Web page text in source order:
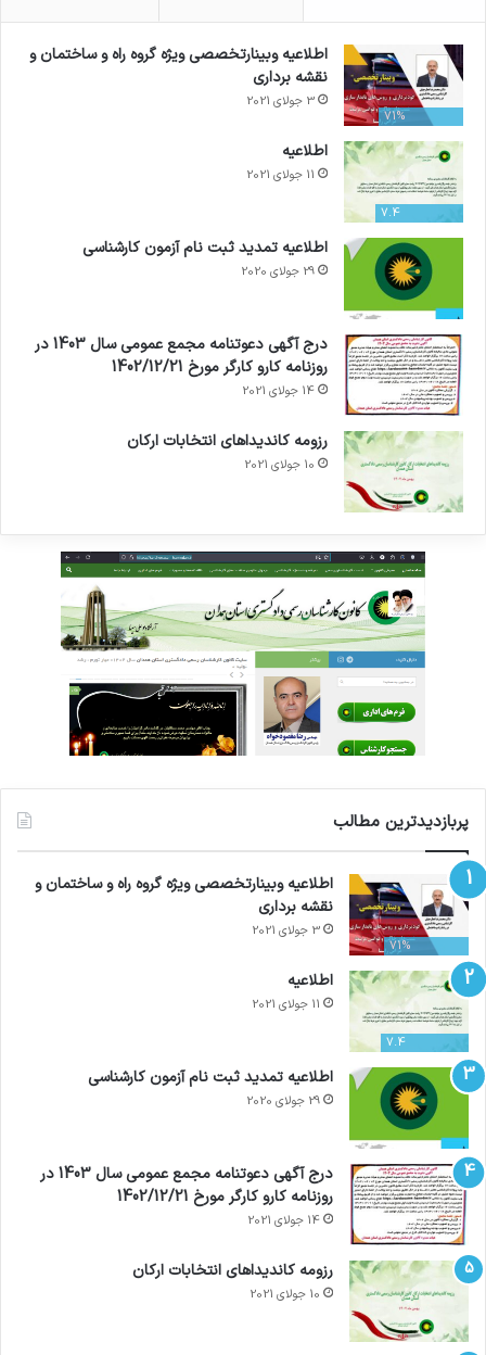
71%
اطلاعیه وبینارتخصصی ویژه گروه راه و ساختمان و
نقشه برداری
3 جولای 2021
7.4
اطلاعیه
11 جولای 2021
اطلاعیه تمدید ثبت نام آزمون کارشناسی
29 جولای 2020
درج آگهی دعوتنامه مجمع عمومی سال 1403 در
روزنامه کارو کارگر مورخ 1402/12/21
14 جولای 2021
رزومه کاندیداهای انتخابات ارکان
10 جولای 2021
پربازدیدترین مطالب
71%
اطلاعیه وبینارتخصصی ویژه گروه راه و ساختمان و
نقشه برداری
3 جولای 2021
7.4
اطلاعیه
11 جولای 2021
اطلاعیه تمدید ثبت نام آزمون کارشناسی
29 جولای 2020
درج آگهی دعوتنامه مجمع عمومی سال 1403 در
روزنامه کارو کارگر مورخ 1402/12/21
14 جولای 2021
رزومه کاندیداهای انتخابات ارکان
10 جولای 2021